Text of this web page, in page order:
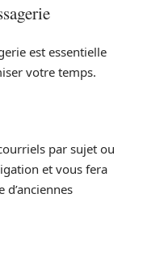
est essentielle
votre temps.
par sujet ou
et vous fera